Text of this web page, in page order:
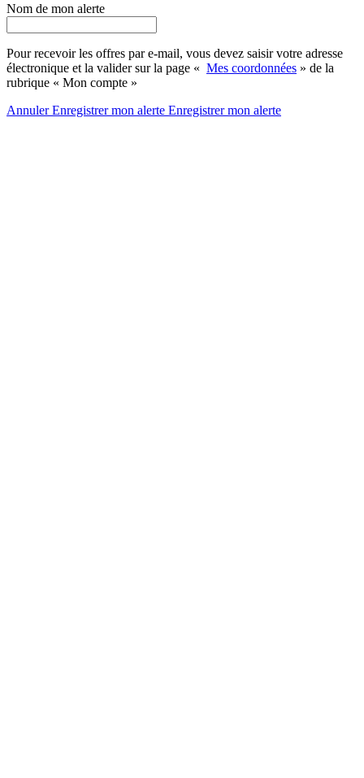
Nom de mon alerte
Pour recevoir les offres par e-mail, vous devez saisir votre adresse
électronique et la valider sur la page « Mes coordonnées » de la
rubrique « Mon compte »
AnnulerEnregistrer mon alerte Enregistrermon alerte